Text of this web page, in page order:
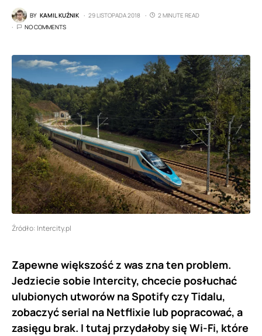
BY KAMIL KUŹNIK 29 LISTOPADA 2018
2 MINUTE READ
NO COMMENTS
Źródło: Intercity.pl
Zapewne większość z was zna ten problem.
Jedziecie sobie Intercity, chcecie posłuchać
ulubionych utworów na Spotify czy Tidalu,
zobaczyć serial na Netflixie lub popracować, a
zasięgu brak. I tutaj przydałoby się Wi-Fi, które